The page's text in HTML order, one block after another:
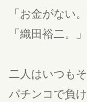
「お金がない。
「織田裕二。」
二人はいつも
パチンコで負